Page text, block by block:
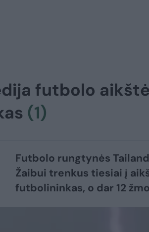
futbolo
(1)
Futbolo rungtynės
Žaibui trenkus tiesiai į
futbolininkas, o dar 12